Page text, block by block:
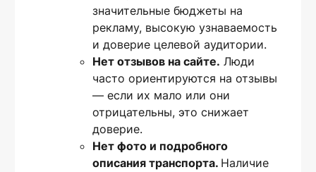
значительные бюджеты на
рекламу, высокую узнаваемость
и доверие целевой аудитории.
Нет отзывов на сайте. Люди
часто ориентируются на отзывы
— если их мало или они
отрицательны, это снижает
доверие.
Нет фото и подробного
описания транспорта. Наличие